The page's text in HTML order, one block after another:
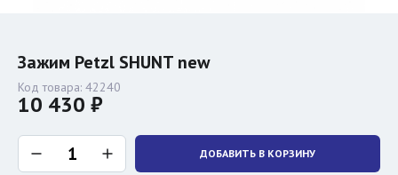
Зажим Petzl SHUNT new
Код товара: 42240
10 430 ₽
ДОБАВИТЬ В КОРЗИНУ